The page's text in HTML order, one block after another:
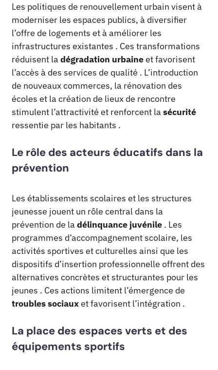
Les politiques de renouvellement urbain visent à
moderniser les espaces publics, à diversifier
l’offre de logements et à améliorer les
infrastructures existantes . Ces transformations
réduisent la dégradation urbaineet favorisent
l’accès à des services de qualité . L’introduction
de nouveaux commerces, la rénovation des
écoles et la création de lieux de rencontre
stimulent l’attractivité et renforcent la sécurité
ressentie par les habitants .
Le rôle des acteurs éducatifs dans la
prévention
Les établissements scolaires et les structures
jeunesse jouent un rôle central dans la
prévention de la délinquance juvénile . Les
programmes d’accompagnement scolaire, les
activités sportives et culturelles ainsi que les
dispositifs d’insertion professionnelle offrent des
alternatives concrètes et structurantes pour les
jeunes . Ces actions limitent l’émergence de
troubles sociauxet favorisent l’intégration .
La place des espaces verts et des
équipements sportifs